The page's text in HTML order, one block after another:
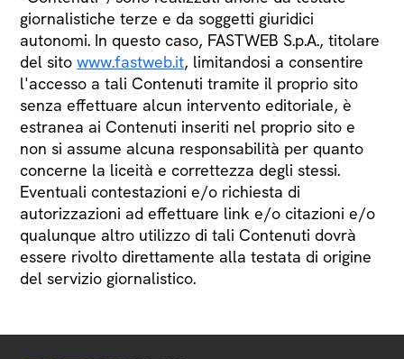
giornalistiche terze e da soggetti giuridici
autonomi. In questo caso, FASTWEB S.p.A., titolare
del sito www.fastweb.it, limitandosi a consentire
l'accesso a tali Contenuti tramite il proprio sito
senza effettuare alcun intervento editoriale, è
estranea ai Contenuti inseriti nel proprio sito e
non si assume alcuna responsabilità per quanto
concerne la liceità e correttezza degli stessi.
Eventuali contestazioni e/o richiesta di
autorizzazioni ad effettuare link e/o citazioni e/o
qualunque altro utilizzo di tali Contenuti dovrà
essere rivolto direttamente alla testata di origine
del servizio giornalistico.